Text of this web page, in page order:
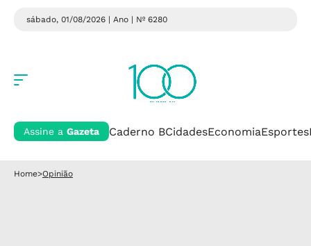
sábado, 01/08/2026 | Ano | Nº 6280
Assine a Gazeta Caderno BCidadesEconomiaEsportes
Home>Opinião